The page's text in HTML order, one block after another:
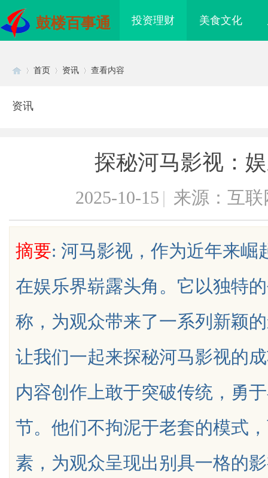
鼓楼百事通 投资理财 美食文化
首页 资讯 查看内容
资讯
探秘河马影视：
2025-10-15 | 来源：互联
摘要: 河马影视，作为近年来崛
在娱乐界崭露头角。它以独特
称，为观众带来了一系列新颖
让我们一起来探秘河马影视的
内容创作上敢于突破传统，勇
节。他们不拘泥于老套的模式
素，为观众呈现出别具一格的
花钱，ai却天天给他免费派单？